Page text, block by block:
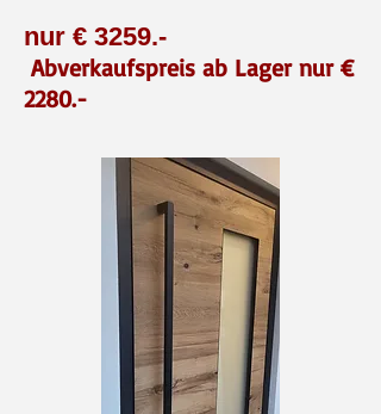
nur € 3259.-
Abverkaufspreis ab Lager nur €
2280.-